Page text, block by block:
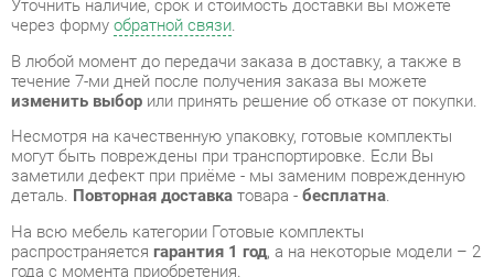
изменить выборили принять решение об отказе от покупки.
могут быть повреждены при транспортировке. Если Вы
заметили дефект при приёме - мы заменим поврежденную
деталь.Повторная доставкатовара -бесплатна.
На всю мебель категории Готовые комплекты
распространяетсягарантия 1 год, а на некоторые модели – 2
года с момента приобретения.
Кабинет руководителя Норден QUARTZ комплект 2
качественное изделие производстваНорден,
соответствующее современному государственному
стандарту.